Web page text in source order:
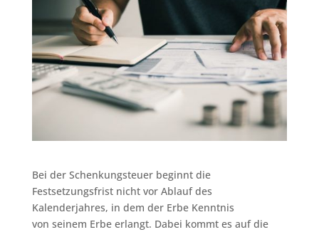
Bei der Schenkungsteuer beginnt die
Festsetzungsfrist nicht vor Ablauf des
Kalenderjahres, in dem der Erbe Kenntnis
von seinem Erbe erlangt. Dabei kommt es auf die